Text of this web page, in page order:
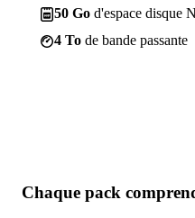
50 Go d'espace disque
4 To de bande passante
Chaque pack